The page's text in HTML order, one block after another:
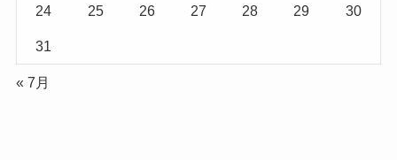
24 25 26 27 28 29 30
31
« 7月